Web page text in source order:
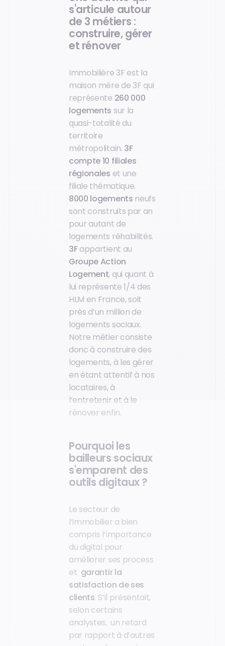
s'articule autour
de 3 métiers :
construire, gérer
et rénover
Immobilière 3F est la
maison mère de 3F qui
représente 260 000
logements sur la
quasi-totalité du
territoire
métropolitain. 3F
compte 10 filiales
régionales et une
filiale thématique.
8000 logements neufs
sont construits par an
pour autant de
logements réhabilités.
3Fappartient au
Groupe Action
Logement, qui quant à
lui représente 1/4 des
HLM en France, soit
près d’un million de
logements sociaux.
Notre métier consiste
donc à construire des
logements, à les gérer
en étant attentif à nos
locataires, à
l’entretenir et à le
rénover enfin.
Pourquoi les
bailleurs sociaux
s'emparent des
outils digitaux ?
Le secteur de
l’immobilier a bien
compris l’importance
du digital pour
améliorer ses process
et garantir la
satisfaction de ses
clients. S’il présentait,
selon certains
analystes, un retard
par rapport à d’autres